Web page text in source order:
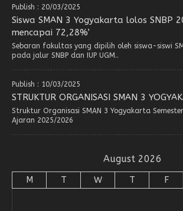
Publish : 20/03/2025
Siswa SMAN 3 Yogyakarta lolos SNBP
mencapai 72,28%’
Sebaran fakultas yang dipilih oleh siswa-siswi
pada jalur SNBP dan IUP UGM..
Publish : 10/03/2025
STRUKTUR ORGANISASI SMAN 3
Struktur Organisasi SMAN 3 Yogyakarta
Ajaran 2025/2026
August 2026
M T W T F